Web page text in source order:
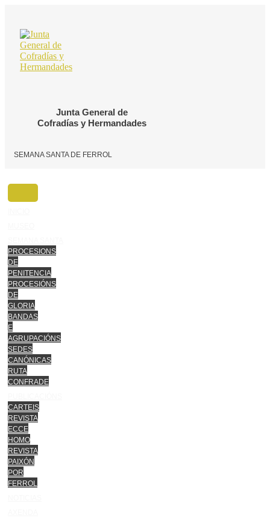
contido
Junta General de
Cofradías y Hermandades
SEMANA SANTA DE FERROL
PROCESIONS
DE
PENITENCIA
PROCESIÓNS
DE
GLORIA
BANDAS
E
AGRUPACIÓNS
SEDES
CANÓNICAS
RUTA
CONFRADE
CARTEIS
REVISTA
ECCE
HOMO
REVISTA
PAIXÓN
POR
FERROL